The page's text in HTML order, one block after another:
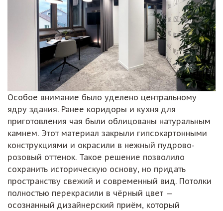
Особое внимание было уделено центральному
ядру здания. Ранее коридоры и кухня для
приготовления чая были облицованы натуральным
камнем. Этот материал закрыли гипсокартонными
конструкциями и окрасили в нежный пудрово-
розовый оттенок. Такое решение позволило
сохранить историческую основу, но придать
пространству свежий и современный вид. Потолки
полностью перекрасили в чёрный цвет —
осознанный дизайнерский приём, который